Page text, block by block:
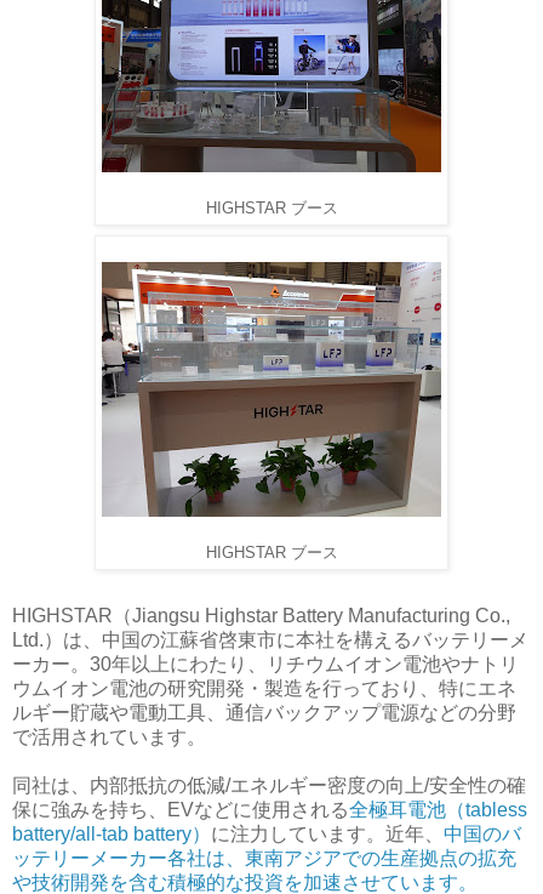
HIGHSTAR ブース
HIGHSTAR ブース
HIGHSTAR（Jiangsu Highstar Battery Manufacturing Co.,
Ltd.）は、中国の江蘇省啓東市に本社を構えるバッテリーメ
ーカー。30年以上にわたり、リチウムイオン電池やナトリ
ウムイオン電池の研究開発・製造を行っており、特にエネ
ルギー貯蔵や電動工具、通信バックアップ電源などの分野
で活用されています。
同社は、内部抵抗の低減/エネルギー密度の向上/安全性の確
保に強みを持ち、EVなどに使用される全極耳電池（tabless
battery/all-tab battery） に注力しています。近年、 中国のバ
ッテリーメーカー各社は、東南アジアでの生産拠点の拡充
や技術開発を含む積極的な投資を加速させています。